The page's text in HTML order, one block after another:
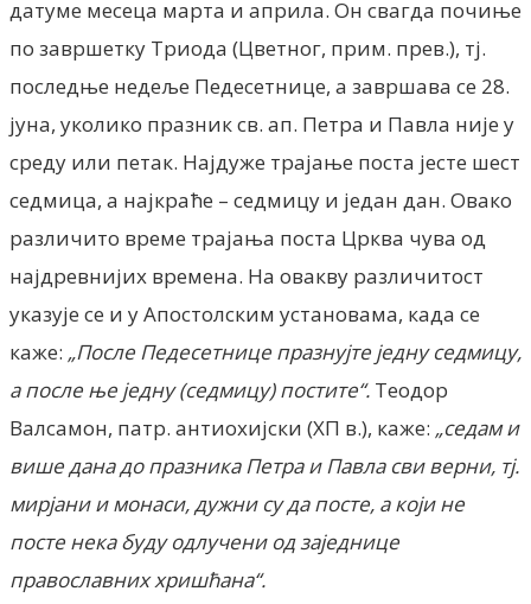
датуме месеца марта и априла. Он свагда почиње
по завршетку Триода (Цветног, прим. прев.), тј.
последње недеље Педесетнице, а завршава се 28.
јуна, уколико празник св. ап. Петра и Павла није у
среду или петак. Најдуже трајање поста јесте шест
седмица, а најкраће – седмицу и један дан. Овако
различито време трајања поста Црква чува од
најдревнијих времена. На овакву различитост
указује се и у Апостолским установама, када се
каже: „После Педесетнице празнујте једну седмицу,
а после ње једну (седмицу) постите“. Теодор
Валсамон, патр. антиохијски (ХП в.), каже: „седам и
више данадо празника Петра и Павла сви верни, тј.
мирјани и монаси, дужни су да посте, а који не
посте нека буду одлучени од заједнице
православних хришћана“.